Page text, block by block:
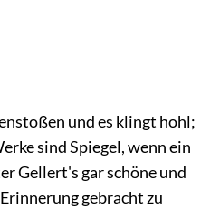
und es klingt hohl;
sind Spiegel, wenn ein
Gellert's gar schöne und
gebracht zu